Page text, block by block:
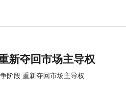
新夺回市场主导权
阶段 重新夺回市场主导权